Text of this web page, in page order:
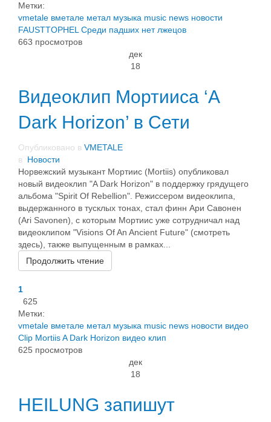
Метки:
vmetale вметале метал музыка music news новости
FAUSTTOPHEL Среди падших нет лжецов
663 просмотров
дек
18
Видеоклип Мортииса ‘A
Dark Horizon’ в Сети
Опубликовано в VMETALE
в Новости
Норвежский музыкант Мортиис (Mortiis) опубликовал
новый видеоклип "A Dark Horizon" в поддержку грядущего
альбома "Spirit Of Rebellion". Режиссером видеоклипа,
выдержанного в тусклых тонах, стал финн Ари Савонен
(Ari Savonen), с которым Мортиис уже сотрудничал над
видеоклипом "Visions Of An Ancient Future" (смотреть
здесь), также выпущенным в рамках...
Продолжить чтение
1
625
Метки:
vmetale вметале метал музыка music news новости видео
Clip MortiisA Dark Horizon видео клип
625 просмотров
дек
18
HEILUNG запишут